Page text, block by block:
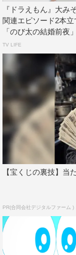
『ドラえもん』大み
関連エピソード2本
「のび太の結婚前夜
TV LIFE
【宝くじの裏技】当
PR(合同会社デジタルファーム )